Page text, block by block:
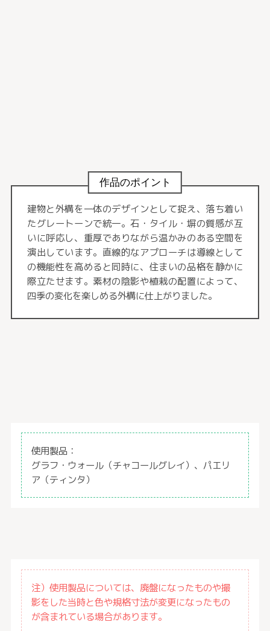
作品のポイント
建物と外構を一体のデザインとして捉え、落ち着い
たグレートーンで統一。石・タイル・塀の質感が互
いに呼応し、重厚でありながら温かみのある空間を
演出しています。直線的なアプローチは導線として
の機能性を高めると同時に、住まいの品格を静かに
際立たせます。素材の陰影や植栽の配置によって、
四季の変化を楽しめる外構に仕上がりました。
使用製品：
グラフ・ウォール（チャコールグレイ）、パエリ
ア（ティンタ）
注）使用製品については、廃盤になったものや撮
影をした当時と色や規格寸法が変更になったもの
が含まれている場合があります。